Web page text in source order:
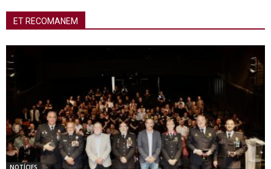
ET RECOMANEM